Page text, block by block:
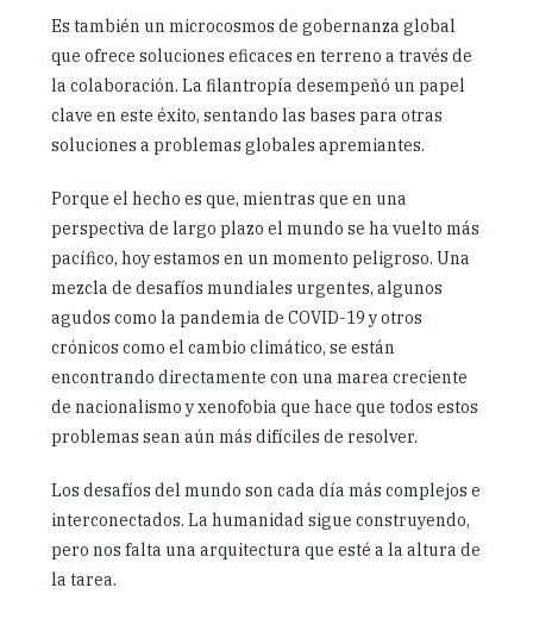
Es también un microcosmos de gobernanza global
que ofrece soluciones eficaces en terreno a través de
la colaboración. La filantropía desempeñó un papel
clave en este éxito, sentando las bases para otras
soluciones a problemas globales apremiantes.
Porque el hecho es que, mientras que en una
perspectiva de largo plazo el mundo se ha vuelto más
pacífico, hoy estamos en un momento peligroso. Una
mezcla de desafíos mundiales urgentes, algunos
agudos como la pandemia de COVID-19 y otros
crónicos como el cambio climático, se están
encontrando directamente con una marea creciente
de nacionalismo y xenofobia que hace que todos estos
problemas sean aún más difíciles de resolver.
Los desafíos del mundo son cada día más complejos e
interconectados. La humanidad sigue construyendo,
pero nos falta una arquitectura que esté a la altura de
la tarea.